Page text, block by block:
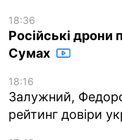
18:36
Російські дрони
Сумах
18:16
Залужний,
рейтинг довіри